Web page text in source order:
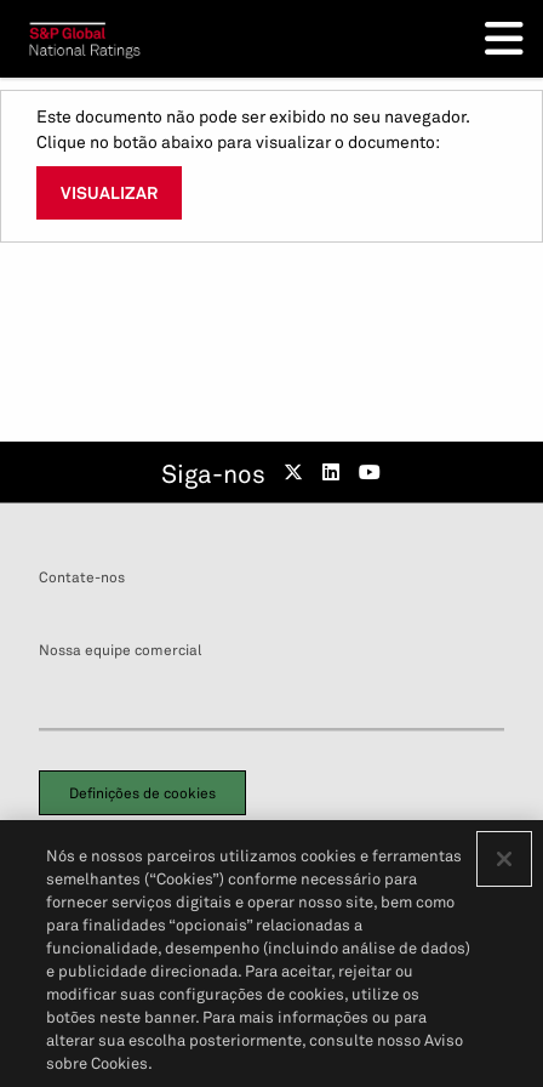
Este documento não pode ser exibido no seu navegador.
Clique no botão abaixo para visualizar o documento:
VISUALIZAR
Siga-nos
Contate-nos
Nossa equipe comercial
Definições de cookies
Política de PrivacidadePortal de privacidade do cliente (em inglês)
Não Venda Minhas Informações Pessoais© 2026 S&P Global
Nós e nossos parceiros utilizamos cookies e ferramentas
semelhantes (“Cookies”) conforme necessário para
fornecer serviços digitais e operar nosso site, bem como
para finalidades “opcionais” relacionadas a
funcionalidade, desempenho (incluindo análise de dados)
e publicidade direcionada. Para aceitar, rejeitar ou
modificar suas configurações de cookies, utilize os
botões neste banner. Para mais informações ou para
alterar sua escolha posteriormente, consulte nosso Aviso
sobre Cookies.